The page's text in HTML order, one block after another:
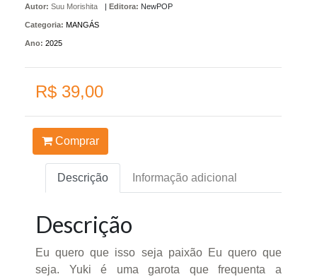
Autor: Suu Morishita Editora: NewPOP
Categoria: MANGÁS
Ano: 2025
R$ 39,00
Comprar
Descrição Informação adicional
Descrição
Eu quero que isso seja paixão Eu quero que
seja. Yuki é uma garota que frequenta a